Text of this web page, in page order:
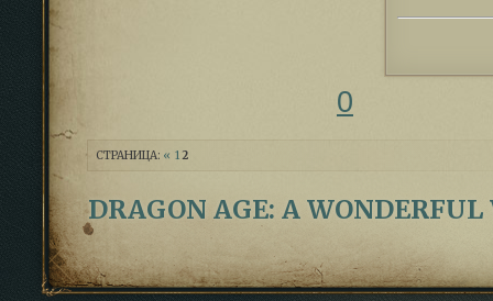
0
СТРАНИЦА: « 12
DRAGON AGE: A WONDERFUL